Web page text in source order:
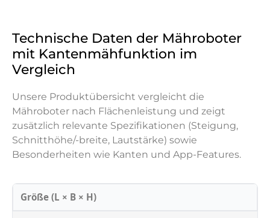
Technische Daten der Mähroboter
mit Kantenmähfunktion im
Vergleich
Unsere Produktübersicht vergleicht die
Mähroboter nach Flächenleistung und zeigt
zusätzlich relevante Spezifikationen (Steigung,
Schnitthöhe/-breite, Lautstärke) sowie
Besonderheiten wie Kanten und App-Features.
Größe (L × B × H)